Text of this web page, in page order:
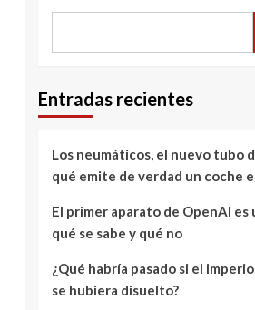
Entradas recientes
Los neumáticos, el nuevo tubo
qué emite de verdad un coche
El primer aparato de OpenAI es
qué se sabe y qué no
¿Qué habría pasado si el
se hubiera disuelto?